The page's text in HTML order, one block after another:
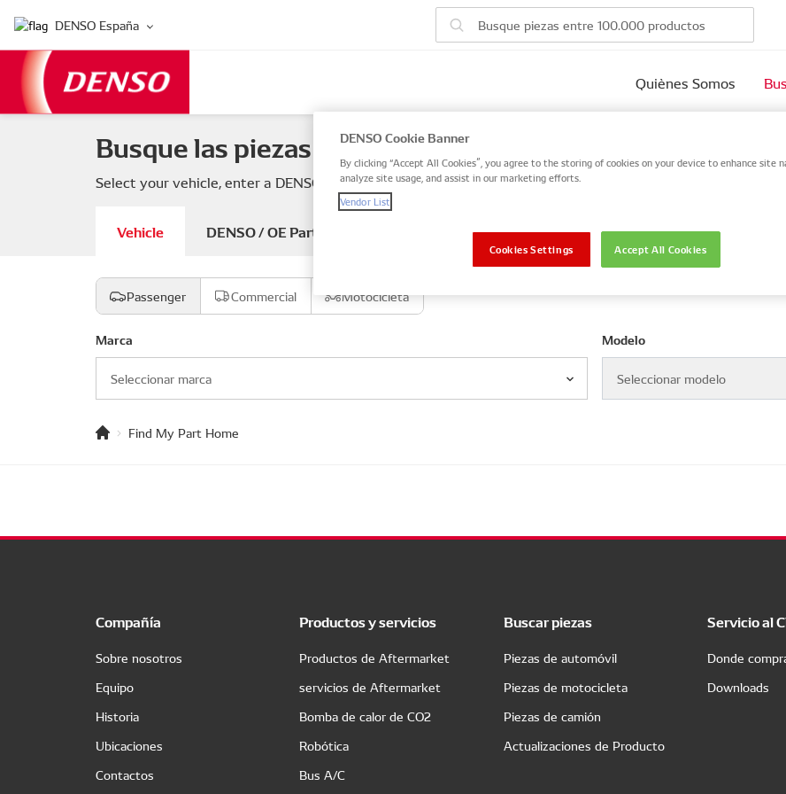
DENSO España
Quiènes Somos
Busque las piezas de su vehículo
Select your vehicle, enter a DENSO or OE part number, or search by VIN / Frame No.
Vehicle DENSO / OE Part number VIN / Frame
Passenger Commercial Motocicleta
Marca
Seleccionar marca
Modelo
Seleccionar modelo
Find My Part Home
Compañía
Sobre nosotros
Equipo
Historia
Ubicaciones
Contactos
Productos y servicios
Productos de Aftermarket
servicios de Aftermarket
Bomba de calor de CO2
Robótica
Bus A/C
Buscar piezas
Piezas de automóvil
Piezas de motocicleta
Piezas de camión
Actualizaciones de Producto
Servicio al
Donde
Downloads
DENSO Cookie Banner
By clicking “Accept All Cookies”, you agree to the storing of cookies on your device to enhance site
analyze site usage, and assist in our marketing efforts.
Vendor List
Accept All Cookies
Cookies Settings